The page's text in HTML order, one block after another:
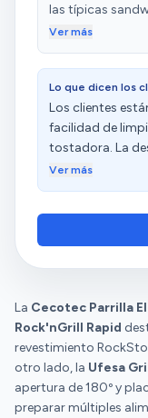
las típicas
porque se
manejo es muy
enchufando y
piloto rojo esta
sándwich o lo
Se limpia
comida. Yo lo
agua o la parte
bastante
como los
resistentes, y el
guardar de pie
mismo que se
comida. 5.
extraíble y
botón de regular
apagado, todo
Ver más
Lo que dicen los
Los clientes
facilidad de
tostadora. La
con una
También
tamaño y
Ver más
La Cecotec Parrilla
Rock'nGrill Rapid
revestimiento
otro lado, la Ufesa
apertura de 180º y
preparar múltiples